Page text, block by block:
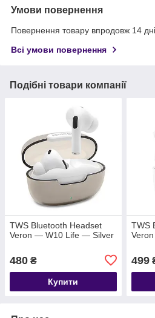
Умови повернення
Повернення товару впродовж 14
Всі умови повернення
Подібні товари компанії
TWS Bluetooth Headset
Veron — W10 Life — Silver
480 ₴
Купити
TWS
499